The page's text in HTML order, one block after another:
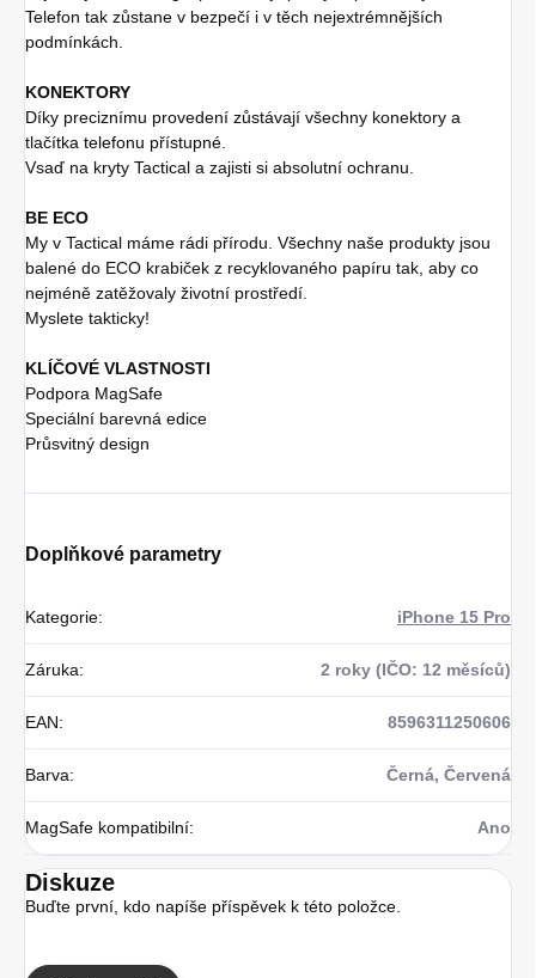
Telefon tak zůstane v bezpečí i v těch nejextrémnějších
podmínkách.
KONEKTORY
Díky preciznímu provedení zůstávají všechny konektory a
tlačítka telefonu přístupné.
Vsaď na kryty Tactical a zajisti si absolutní ochranu.
BE ECO
My v Tactical máme rádi přírodu. Všechny naše produkty jsou
balené do ECO krabiček z recyklovaného papíru tak, aby co
nejméně zatěžovaly životní prostředí.
Myslete takticky!
KLÍČOVÉ VLASTNOSTI
Podpora MagSafe
Speciální barevná edice
Průsvitný design
Doplňkové parametry
Kategorie: iPhone 15 Pro
Záruka: 2 roky (IČO: 12 měsíců)
EAN: 8596311250606
Barva: Černá, Červená
MagSafe kompatibilní: Ano
Diskuze
Buďte první, kdo napíše příspěvek k této položce.